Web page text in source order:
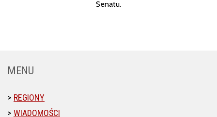
Senatu.
MENU
REGIONY
WIADOMOŚCI